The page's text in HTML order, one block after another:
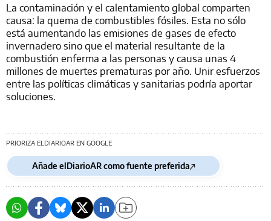
La contaminación y el calentamiento global comparten
causa: la quema de combustibles fósiles. Esta no sólo
está aumentando las emisiones de gases de efecto
invernadero sino que el material resultante de la
combustión enferma a las personas y causa unas 4
millones de muertes prematuras por año. Unir esfuerzos
entre las políticas climáticas y sanitarias podría aportar
soluciones.
PRIORIZA ELDIARIOAR EN GOOGLE
Añade elDiarioAR como fuente preferida